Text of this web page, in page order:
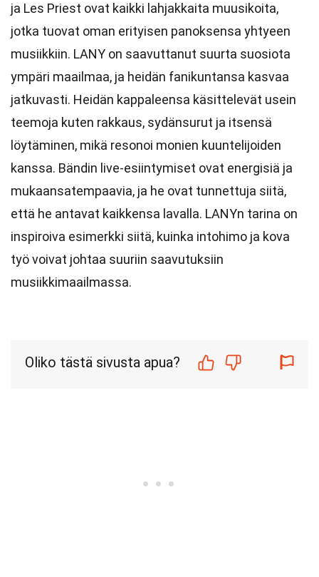
ja Les Priest ovat kaikki lahjakkaita muusikoita,
jotka tuovat oman erityisen panoksensa yhtyeen
musiikkiin. LANY on saavuttanut suurta suosiota
ympäri maailmaa, ja heidän fanikuntansa kasvaa
jatkuvasti. Heidän kappaleensa käsittelevät usein
teemoja kuten rakkaus, sydänsurut ja itsensä
löytäminen, mikä resonoi monien kuuntelijoiden
kanssa. Bändin live-esiintymiset ovat energisiä ja
mukaansatempaavia, ja he ovat tunnettuja siitä,
että he antavat kaikkensa lavalla. LANYn tarina on
inspiroiva esimerkki siitä, kuinka intohimo ja kova
työ voivat johtaa suuriin saavutuksiin
musiikkimaailmassa.
Oliko tästä sivusta apua?